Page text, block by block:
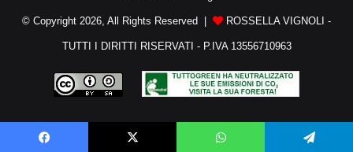
© Copyright 2026, All Rights Reserved | ROSSELLA VIGNOLI -
TUTTI I DIRITTI RISERVATI - P.IVA 13556710963